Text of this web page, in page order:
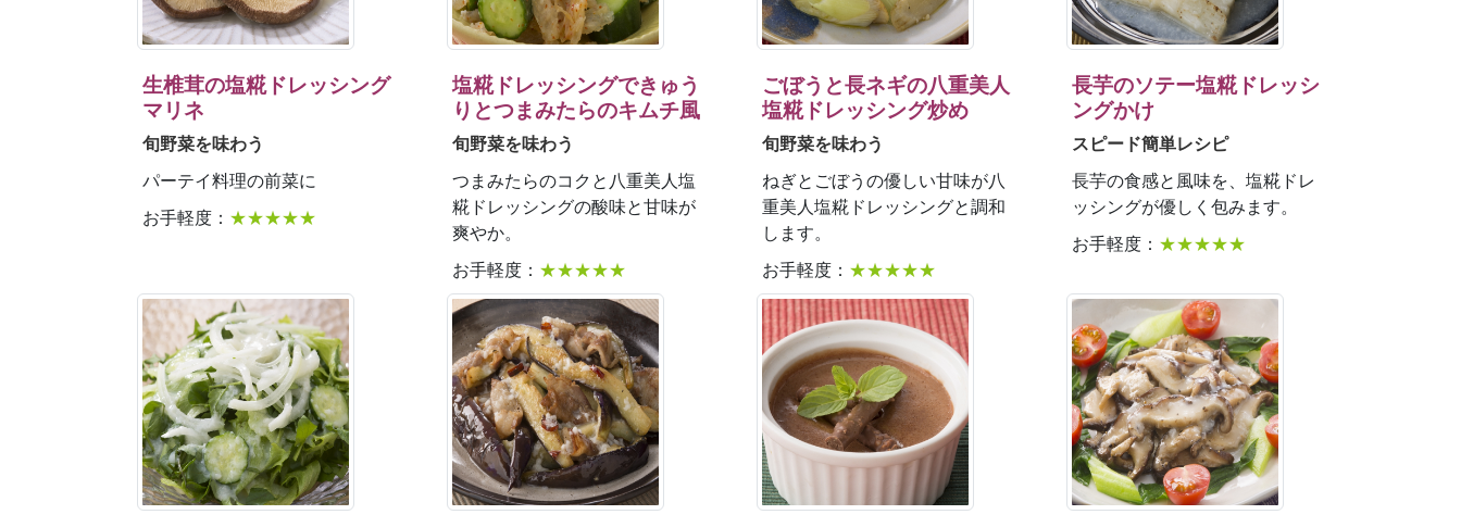
生椎茸の塩糀ドレッシング
マリネ
旬野菜を味わう
パーテイ料理の前菜に
お手軽度： ★★★★★
塩糀ドレッシングできゅう
りとつまみたらのキムチ風
旬野菜を味わう
つまみたらのコクと八重美人塩
糀ドレッシングの酸味と甘味が
爽やか。
お手軽度： ★★★★★
ごぼうと長ネギの八重美人
塩糀ドレッシング炒め
旬野菜を味わう
ねぎとごぼうの優しい甘味が八
重美人塩糀ドレッシングと調和
します。
お手軽度： ★★★★★
長芋のソテー塩糀ドレッシ
ングかけ
スピード簡単レシピ
長芋の食感と風味を、塩糀ドレ
ッシングが優しく包みます。
お手軽度： ★★★★★